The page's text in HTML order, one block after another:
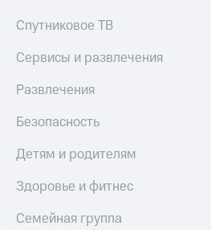
Спутниковое ТВ
Сервисы и развлечения
Развлечения
Безопасность
Детям и родителям
Здоровье и фитнес
Семейная группа